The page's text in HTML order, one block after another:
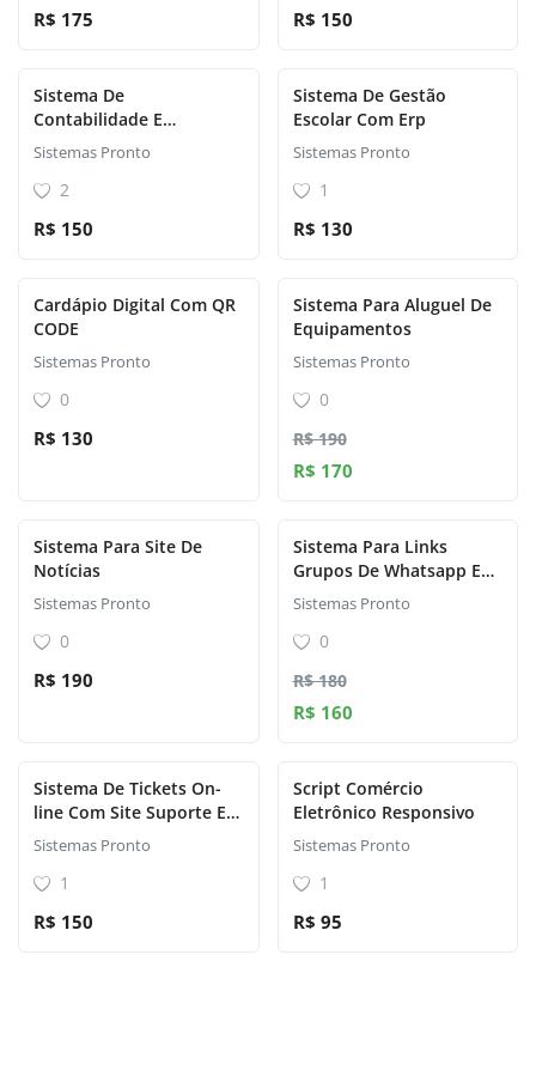
R$ 175 R$ 150
Sistema De
Contabilidade E
Cobrança
Sistemas Pronto
2
R$ 150
Sistema De Gestão
Escolar Com Erp
Sistemas Pronto
1
R$ 130
Cardápio Digital Com QR
CODE
Sistemas Pronto
0
R$ 130
Sistema Para Aluguel De
Equipamentos
Sistemas Pronto
0
R$ 190
R$ 170
Sistema Para Site De
Notícias
Sistemas Pronto
0
R$ 190
Sistema Para Links
Grupos De Whatsapp E
Telegram
Sistemas Pronto
0
R$ 180
R$ 160
Sistema De Tickets On-
line Com Site Suporte E
Gerenciamento
Sistemas Pronto
1
R$ 150
Script Comércio
Eletrônico Responsivo
Sistemas Pronto
1
R$ 95